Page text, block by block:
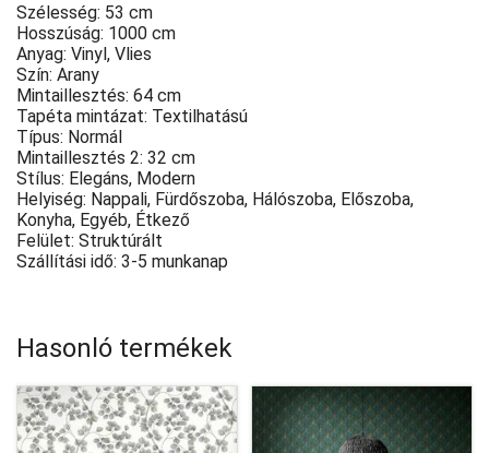
Szélesség: 53 cm
Hosszúság: 1000 cm
Anyag: Vinyl, Vlies
Szín: Arany
Mintaillesztés: 64 cm
Tapéta mintázat: Textilhatású
Típus: Normál
Mintaillesztés 2: 32 cm
Stílus: Elegáns, Modern
Helyiség: Nappali, Fürdőszoba, Hálószoba, Előszoba,
Konyha, Egyéb, Étkező
Felület: Struktúrált
Szállítási idő: 3-5 munkanap
Hasonló termékek